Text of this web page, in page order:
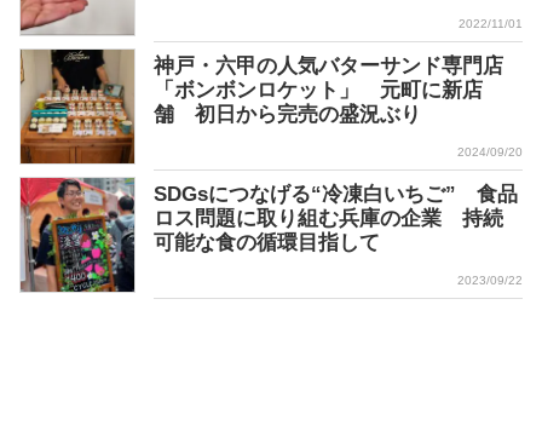
2022/11/01
神戸・六甲の人気バターサンド専門店
「ボンボンロケット」 元町に新店
舗 初日から完売の盛況ぶり
2024/09/20
SDGsにつなげる“冷凍白いちご” 食品
ロス問題に取り組む兵庫の企業 持続
可能な食の循環目指して
2023/09/22